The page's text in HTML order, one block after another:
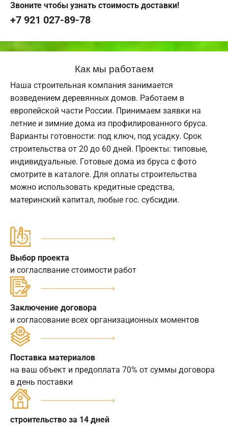
Звоните чтобы узнать стоимость доставки!
+7 921 027-89-78
Как мы работаем
Наша строительная компания занимается
возведением деревянных домов. Работаем в
европейской части России. Принимаем заявки на
летние и зимние дома из профилированного бруса.
Варианты готовности: под ключ, под усадку. Срок
строительства от 20 до 60 дней. Проекты: типовые,
индивидуальные. Готовые дома из бруса с фото
смотрите в каталоге. Для оплаты строительства
можно использовать кредитные средства,
материнский капитал, любые гос. субсидии.
Выбор проекта
и согласлвание стоимости работ
Заключение договора
и согласование всех организационных моментов
Поставка материалов
на ваш объект и предоплата 70% от суммы договора
в день поставки
строительство за 14 дней